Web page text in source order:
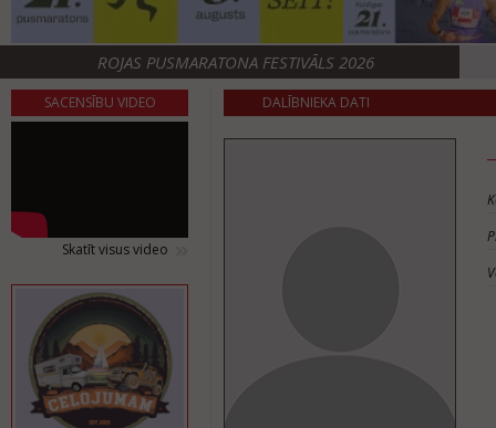
ROJAS PUSMARATONA FESTIVĀLS 2026
SACENSĪBU VIDEO
Skatīt visus video
DALĪBNIEKA DATI